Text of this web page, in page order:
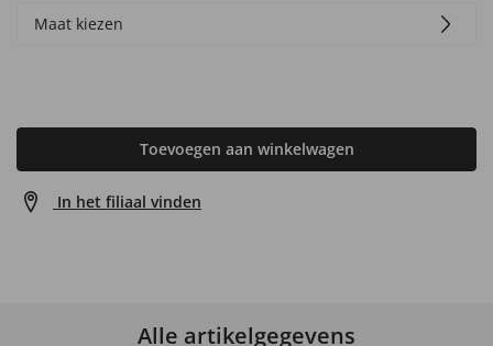
Maat kiezen
Toevoegen aan winkelwagen
In het filiaal vinden
Alle artikelgegevens